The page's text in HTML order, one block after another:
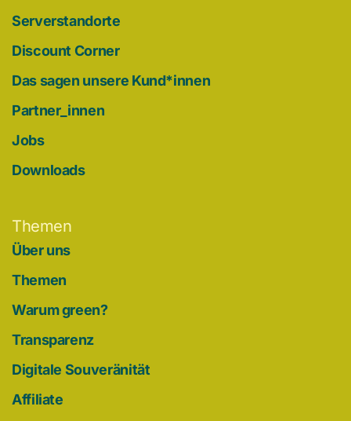
Serverstandorte
Discount Corner
Das sagen unsere Kund*innen
Partner_innen
Jobs
Downloads
Themen
Über uns
Themen
Warum green?
Transparenz
Digitale Souveränität
Affiliate